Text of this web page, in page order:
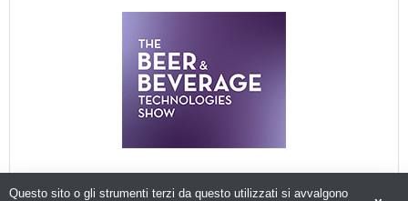
Questo sito o gli strumenti terzi da questo utilizzati si avvalgono